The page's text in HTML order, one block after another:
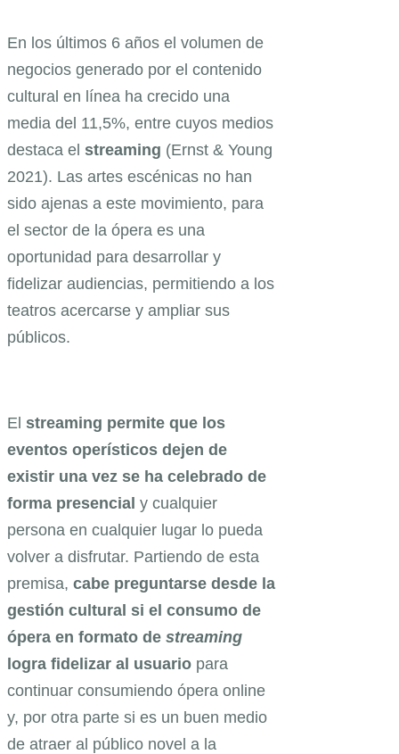
En los últimos 6 años el volumen de
negocios generado por el contenido
cultural en línea ha crecido una
media del 11,5%, entre cuyos medios
destaca el streaming (Ernst & Young
2021). Las artes escénicas no han
sido ajenas a este movimiento, para
el sector de la ópera es una
oportunidad para desarrollar y
fidelizar audiencias, permitiendo a los
teatros acercarse y ampliar sus
públicos.
El streaming permite que los
eventos operísticos dejen de
existir una vez se ha celebrado de
forma presencial y cualquier
persona en cualquier lugar lo pueda
volver a disfrutar. Partiendo de esta
premisa, cabe preguntarse desde la
gestión cultural si el consumo de
ópera en formato de streaming
logra fidelizar al usuario para
continuar consumiendo ópera online
y, por otra parte si es un buen medio
de atraer al público novel a la